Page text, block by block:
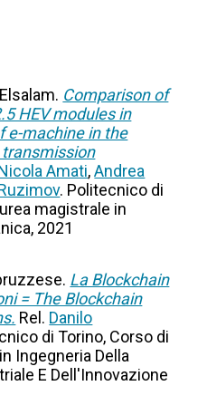
Comparison of
HEV modules in
e-machine in the
Amati,Andrea
. Politecnico di
magistrale in
2021
La Blockchain
= The Blockchain
Rel. Danilo
di Torino, Corso di
Ingegneria Della
E Dell'Innovazione